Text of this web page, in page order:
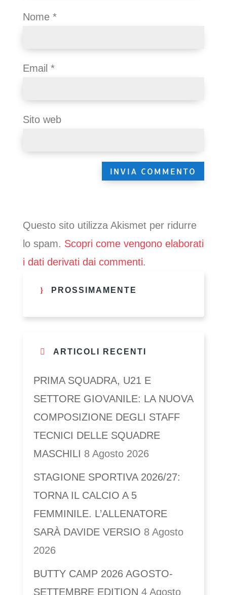
Nome *
Email *
Sito web
Questo sito utilizza Akismet per ridurre
lo spam. Scopri come vengono elaborati
i dati derivati dai commenti.
PROSSIMAMENTE
ARTICOLI RECENTI
PRIMA SQUADRA, U21 E
SETTORE GIOVANILE: LA NUOVA
COMPOSIZIONE DEGLI STAFF
TECNICI DELLE SQUADRE
MASCHILI 8 Agosto 2026
STAGIONE SPORTIVA 2026/27:
TORNA IL CALCIO A 5
FEMMINILE. L’ALLENATORE
SARÀ DAVIDE VERSIO 8 Agosto
2026
BUTTY CAMP 2026 AGOSTO-
SETTEMBRE EDITION 4 Agosto